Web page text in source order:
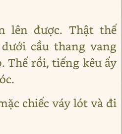
lên được. Thật thế
cầu thang vang
Thế rồi, tiếng kêu ấy
chiếc váy lót và đi